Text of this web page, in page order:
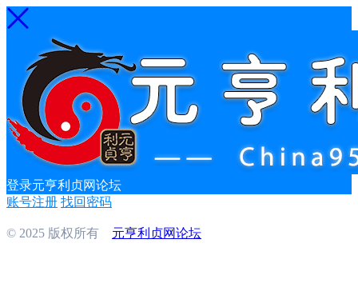
登录元亨利贞网论坛
账号注册 找回密码
© 2025 版权所有 元亨利贞网论坛